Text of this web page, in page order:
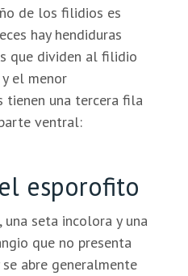
de los filidios es
hay hendiduras
que dividen al filidio
el menor
tienen una tercera fila
ventral:
esporofito
una seta incolora y una
que no presenta
abre generalmente